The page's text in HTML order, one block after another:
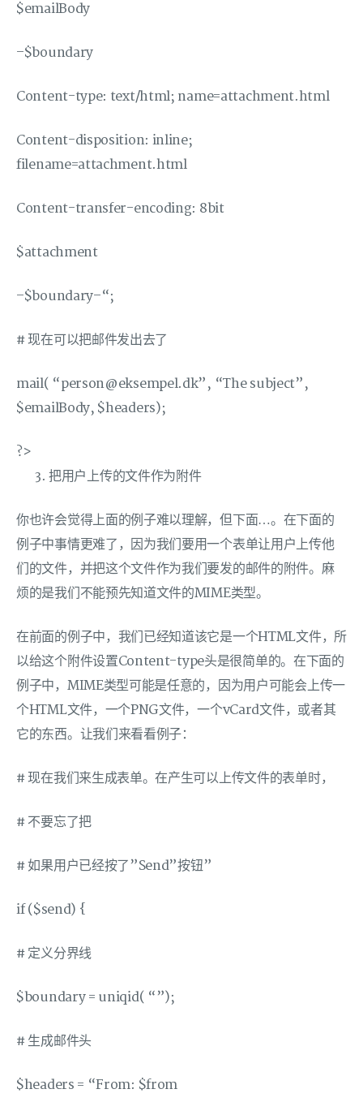
$emailBody
–$boundary
Content-type: text/html; name=attachment.html
Content-disposition: inline;
filename=attachment.html
Content-transfer-encoding: 8bit
$attachment
–$boundary–“;
# 现在可以把邮件发出去了
mail( “person@eksempel.dk”, “The subject”,
$emailBody, $headers);
?>
把用户上传的文件作为附件
你也许会觉得上面的例子难以理解，但下面…。在下面的
例子中事情更难了，因为我们要用一个表单让用户上传他
们的文件，并把这个文件作为我们要发的邮件的附件。麻
烦的是我们不能预先知道文件的MIME类型。
在前面的例子中，我们已经知道该它是一个HTML文件，所
以给这个附件设置Content-type头是很简单的。在下面的
例子中，MIME类型可能是任意的，因为用户可能会上传一
个HTML文件，一个PNG文件，一个vCard文件，或者其
它的东西。让我们来看看例子：
# 现在我们来生成表单。在产生可以上传文件的表单时，
# 不要忘了把
# 如果用户已经按了”Send”按钮”
if ($send) {
# 定义分界线
$boundary = uniqid( “”);
# 生成邮件头
$headers = “From: $from